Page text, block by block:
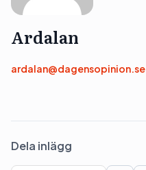
Ardalan
ardalan@dagensopinion.se
Dela inlägg